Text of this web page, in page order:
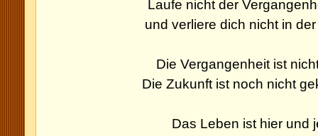
Laufe nicht der
und verliere dich nicht in
Die Vergangenheit ist
Die Zukunft ist noch nicht
Das Leben ist hier und